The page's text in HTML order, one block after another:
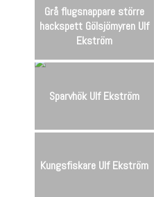
Grå flugsnappare större
hackspett Gölsjömyren Ulf
Ekström
Sparvhök Ulf Ekström
Kungsfiskare Ulf Ekström